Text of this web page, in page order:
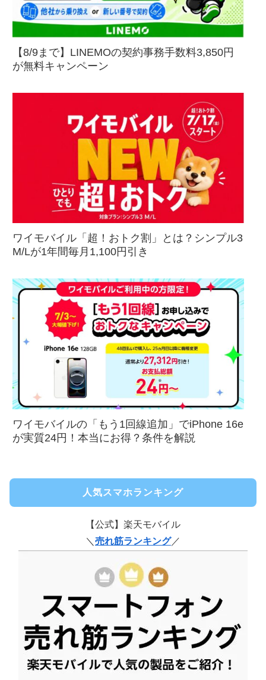
【8/9まで】LINEMOの契約事務手数料3,850円
が無料キャンペーン
ワイモバイル「超！おトク割」とは？シンプル3
M/Lが1年間毎月1,100円引き
ワイモバイルの「もう1回線追加」でiPhone 16e
が実質24円！本当にお得？条件を解説
人気スマホランキング
【公式】楽天モバイル
＼ 売れ筋ランキング／